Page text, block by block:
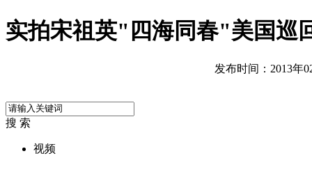
实拍宋祖英"四海同春"美国巡
发布时间：2013年
搜 索
视频